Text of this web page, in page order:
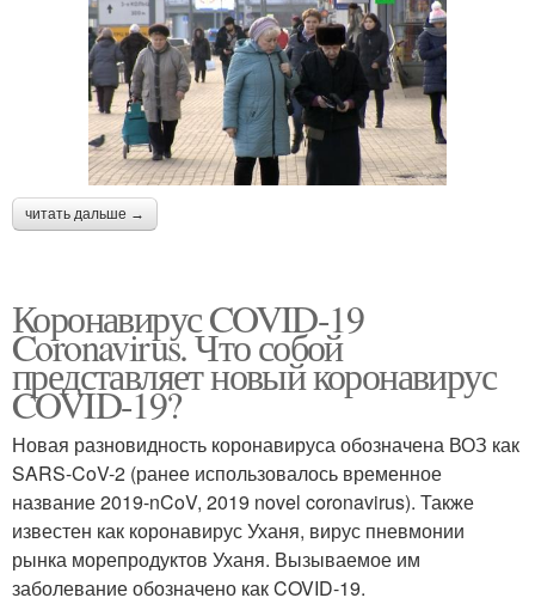
читать дальше →
Коронавирус COVID-19
Coronavirus. Что собой
представляет новый коронавирус
COVID-19?
Новая разновидность коронавируса обозначена ВОЗ как
SARS-CoV-2 (ранее использовалось временное
название 2019-nCoV, 2019 novel coronavirus). Также
известен как коронавирус Уханя, вирус пневмонии
рынка морепродуктов Уханя. Вызываемое им
заболевание обозначено как COVID-19.